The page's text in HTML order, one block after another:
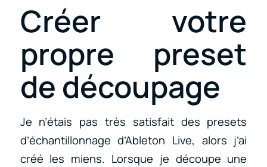
Créer votre
propre preset
de découpage
Je n’étais pas très satisfait des presets
d’échantillonnage d’Ableton Live, alors j’ai
créé les miens. Lorsque je découpe une